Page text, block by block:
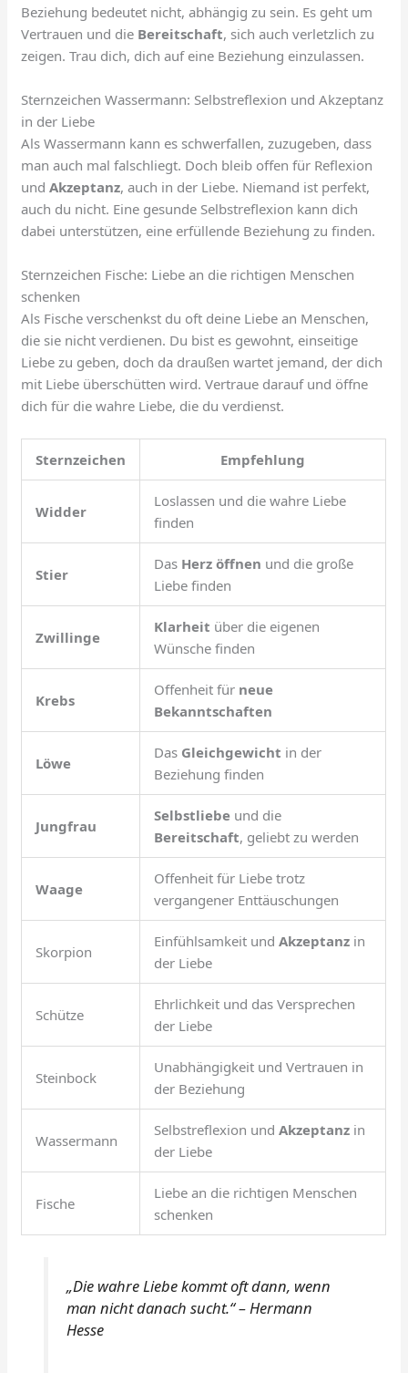
Beziehung bedeutet nicht, abhängig zu sein. Es geht um
Vertrauen und die Bereitschaft, sich auch verletzlich zu
zeigen. Trau dich, dich auf eine Beziehung einzulassen.
Sternzeichen Wassermann: Selbstreflexion und Akzeptanz
in der Liebe
Als Wassermann kann es schwerfallen, zuzugeben, dass
man auch mal falschliegt. Doch bleib offen für Reflexion
undAkzeptanz, auch in der Liebe. Niemand ist perfekt,
auch du nicht. Eine gesunde Selbstreflexion kann dich
dabei unterstützen, eine erfüllende Beziehung zu finden.
Sternzeichen Fische: Liebe an die richtigen Menschen
schenken
Als Fische verschenkst du oft deine Liebe an Menschen,
die sie nicht verdienen. Du bist es gewohnt, einseitige
Liebe zu geben, doch da draußen wartet jemand, der dich
mit Liebe überschütten wird. Vertraue darauf und öffne
dich für die wahre Liebe, die du verdienst.
Sternzeichen Empfehlung
Widder
Loslassen und die wahre Liebe
finden
Stier
Das Herz öffnen und die große
Liebe finden
Zwillinge
Klarheit über die eigenen
Wünsche finden
Krebs
Offenheit für neue
Bekanntschaften
Löwe
Das Gleichgewicht in der
Beziehung finden
Jungfrau
Selbstliebe und die
Bereitschaft, geliebt zu werden
Waage
Offenheit für Liebe trotz
vergangener Enttäuschungen
Skorpion
Einfühlsamkeit undAkzeptanz in
der Liebe
Schütze
Ehrlichkeit und das Versprechen
der Liebe
Steinbock
Unabhängigkeit und Vertrauen in
der Beziehung
Wassermann
Selbstreflexion undAkzeptanz in
der Liebe
Fische
Liebe an die richtigen Menschen
schenken
„Die wahre Liebe kommt oft dann, wenn
man nicht danach sucht.“ – Hermann
Hesse